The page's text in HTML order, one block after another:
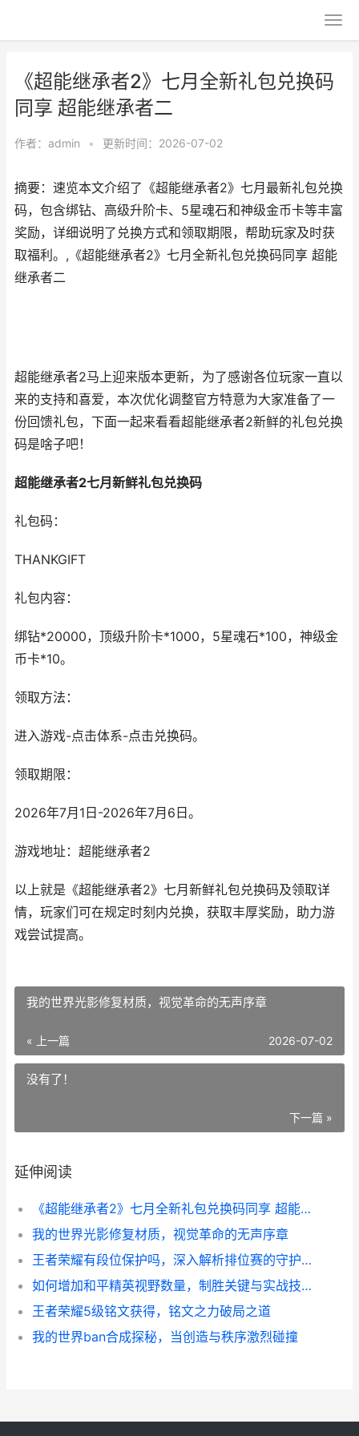
《超能继承者2》七月全新礼包兑换码
同享 超能继承者二
作者： admin • 更新时间：2026-07-02
摘要：速览本文介绍了《超能继承者2》七月最新礼包兑换
码，包含绑钻、高级升阶卡、5星魂石和神级金币卡等丰富
奖励，详细说明了兑换方式和领取期限，帮助玩家及时获
取福利。,《超能继承者2》七月全新礼包兑换码同享 超能
继承者二
超能继承者2马上迎来版本更新，为了感谢各位玩家一直以
来的支持和喜爱，本次优化调整官方特意为大家准备了一
份回馈礼包，下面一起来看看超能继承者2新鲜的礼包兑换
码是啥子吧！
超能继承者2七月新鲜礼包兑换码
礼包码：
THANKGIFT
礼包内容：
绑钻*20000，顶级升阶卡*1000，5星魂石*100，神级金
币卡*10。
领取方法：
进入游戏-点击体系-点击兑换码。
领取期限：
2026年7月1日-2026年7月6日。
游戏地址：超能继承者2
以上就是《超能继承者2》七月新鲜礼包兑换码及领取详
情，玩家们可在规定时刻内兑换，获取丰厚奖励，助力游
戏尝试提高。
我的世界光影修复材质，视觉革命的无声序章
« 上一篇 2026-07-02
没有了！
下一篇 »
延伸阅读
《超能继承者2》七月全新礼包兑换码同享 超能继承者二
我的世界光影修复材质，视觉革命的无声序章
王者荣耀有段位保护吗，深入解析排位赛的守护机制
如何增加和平精英视野数量，制胜关键与实战技巧
王者荣耀5级铭文获得，铭文之力破局之道
我的世界ban合成探秘，当创造与秩序激烈碰撞